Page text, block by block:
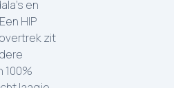
en
HIP
zit
100%